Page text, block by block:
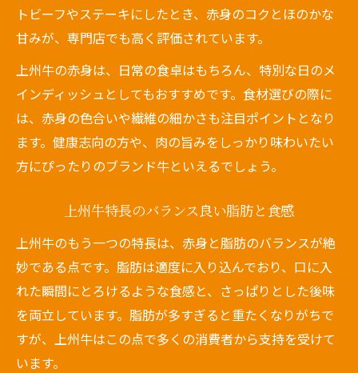
トビーフやステーキにしたとき、赤身のコクとほのかな
甘みが、専門店でも高く評価されています。
上州牛の赤身は、日常の食卓はもちろん、特別な日のメ
インディッシュとしてもおすすめです。食材選びの際に
は、赤身の色合いや繊維の細かさも注目ポイントとなり
ます。健康志向の方や、肉の旨みをしっかり味わいたい
方にぴったりのブランド牛といえるでしょう。
上州牛特長のバランス良い脂肪と食感
上州牛のもう一つの特長は、赤身と脂肪のバランスが絶
妙である点です。脂肪は適度に入り込んでおり、口に入
れた瞬間にとろけるような食感と、さっぱりとした後味
を両立しています。脂肪が多すぎると重たくなりがちで
すが、上州牛はこの点で多くの消費者から支持を受けて
います。